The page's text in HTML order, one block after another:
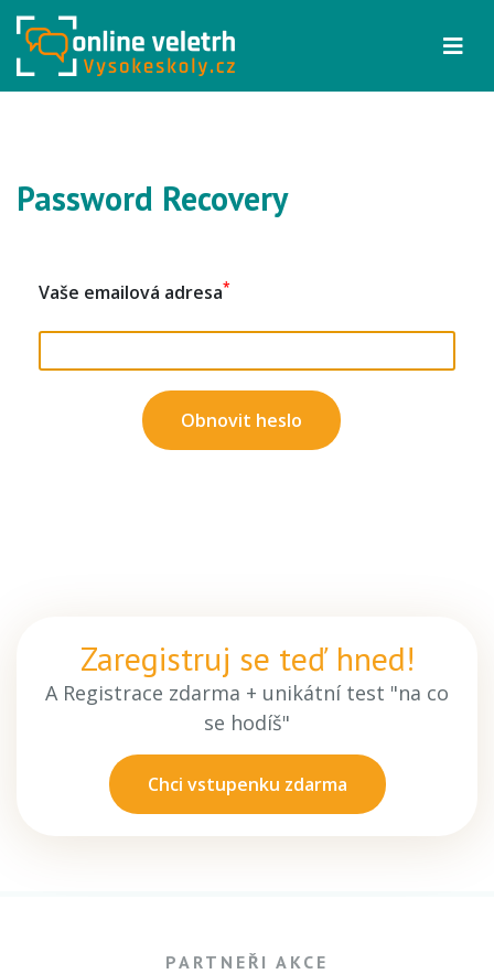
Password Recovery
Vaše emailová adresa*
Zaregistruj se teď hned!
A Registrace zdarma + unikátní test "na co
se hodíš"
Chci vstupenku zdarma
PARTNEŘI AKCE